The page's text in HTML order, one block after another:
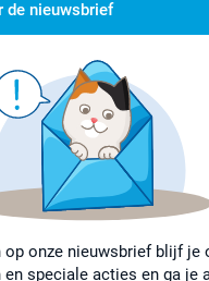
de nieuwsbrief
op onze nieuwsbrief blijf je
en speciale acties en ga je